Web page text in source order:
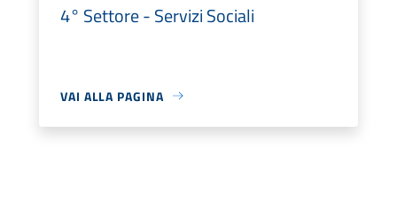
4° Settore - Servizi Sociali
VAI ALLA PAGINA